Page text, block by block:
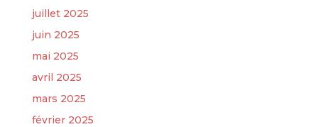
juillet 2025
juin 2025
mai 2025
avril 2025
mars 2025
février 2025